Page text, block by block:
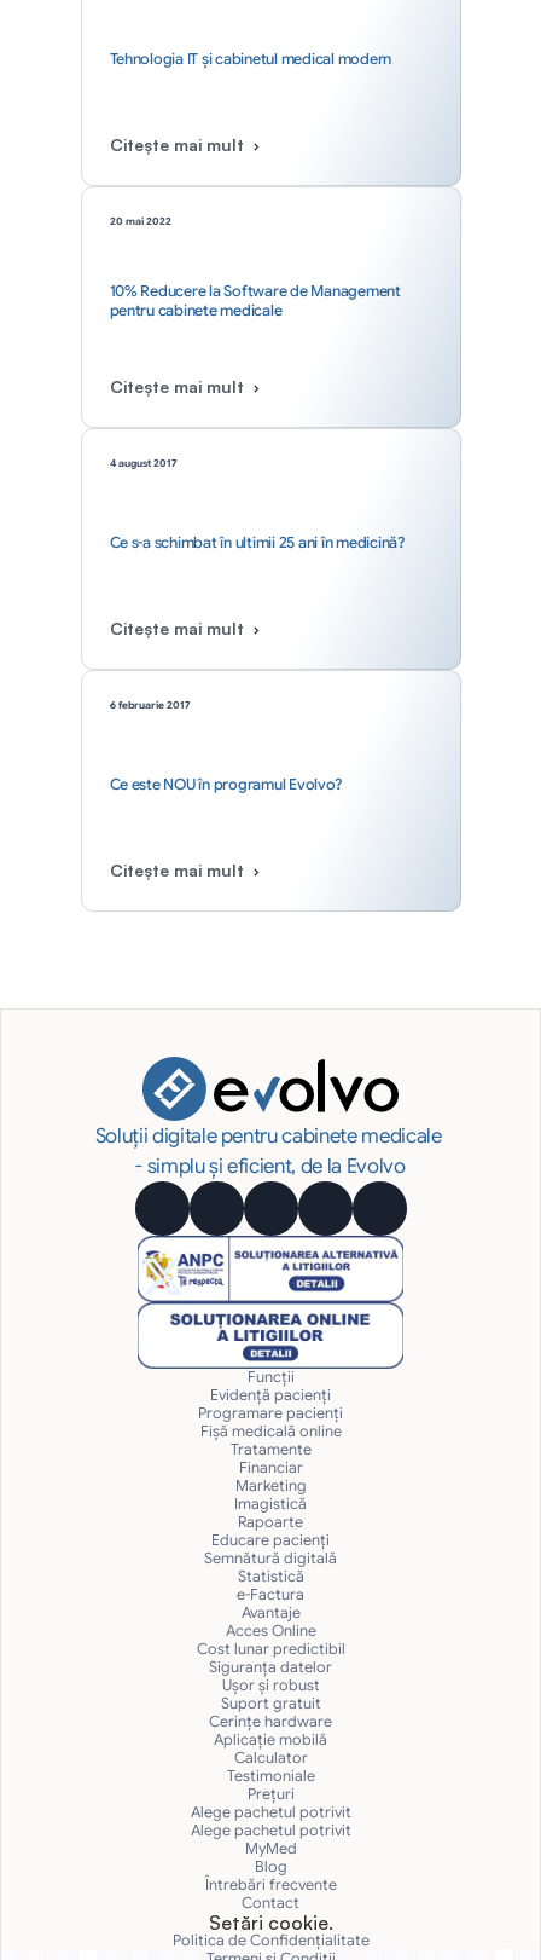
Tehnologia IT și cabinetul medical modern
Citește mai mult
20 mai 2022
10% Reducere la Software de Management
pentru cabinete medicale
Citește mai mult
4 august 2017
Ce s-a schimbat în ultimii 25 ani în medicină?
Citește mai mult
6 februarie 2017
Ce este NOU în programul Evolvo?
Citește mai mult
Soluții digitale pentru cabinete medicale
- simplu și eficient, de la Evolvo
Funcții
Evidență pacienți
Programare pacienți
Fișă medicală online
Tratamente
Financiar
Marketing
Imagistică
Rapoarte
Educare pacienți
Semnătură digitală
Statistică
e-Factura
Avantaje
Acces Online
Cost lunar predictibil
Siguranţa datelor
Uşor și robust
Suport gratuit
Cerințe hardware
Aplicație mobilă
Calculator
Testimoniale
Prețuri
Alege pachetul potrivit
Alege pachetul potrivit
MyMed
Blog
Întrebări frecvente
Contact
Setări cookie.
Politica de Confidențialitate